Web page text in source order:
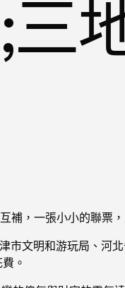
補，一張小小的聯票
市文明和游玩局、河
。